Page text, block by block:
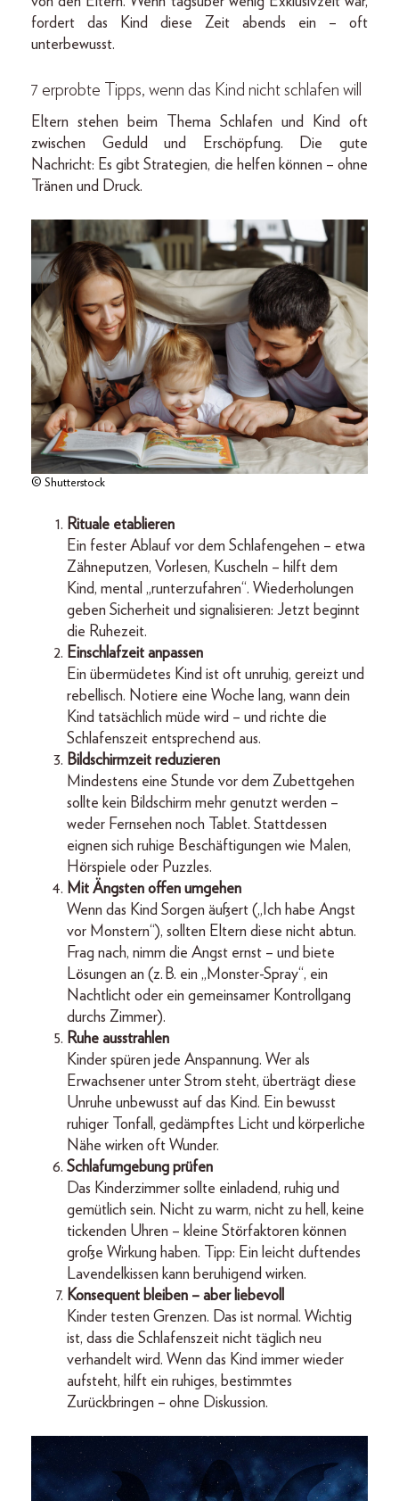
fordert das Kind diese Zeit abends ein – oft
unterbewusst.
7 erprobte Tipps, wenn das Kind nicht schlafen will
Eltern stehen beim Thema Schlafen und Kind oft
zwischen Geduld und Erschöpfung. Die gute
Nachricht: Es gibt Strategien, die helfen können – ohne
Tränen und Druck.
© Shutterstock
Rituale etablieren
Ein fester Ablauf vor dem Schlafengehen – etwa
Zähneputzen, Vorlesen, Kuscheln – hilft dem
Kind, mental „runterzufahren“. Wiederholungen
geben Sicherheit und signalisieren: Jetzt beginnt
die Ruhezeit.
Einschlafzeit anpassen
Ein übermüdetes Kind ist oft unruhig, gereizt und
rebellisch. Notiere eine Woche lang, wann dein
Kind tatsächlich müde wird – und richte die
Schlafenszeit entsprechend aus.
Bildschirmzeit reduzieren
Mindestens eine Stunde vor dem Zubettgehen
sollte kein Bildschirm mehr genutzt werden –
weder Fernsehen noch Tablet. Stattdessen
eignen sich ruhige Beschäftigungen wie Malen,
Hörspiele oder Puzzles.
Mit Ängsten offen umgehen
Wenn das Kind Sorgen äußert („Ich habe Angst
vor Monstern“), sollten Eltern diese nicht abtun.
Frag nach, nimm die Angst ernst – und biete
Lösungen an (z. B. ein „Monster-Spray“, ein
Nachtlicht oder ein gemeinsamer Kontrollgang
durchs Zimmer).
Ruhe ausstrahlen
Kinder spüren jede Anspannung. Wer als
Erwachsener unter Strom steht, überträgt diese
Unruhe unbewusst auf das Kind. Ein bewusst
ruhiger Tonfall, gedämpftes Licht und körperliche
Nähe wirken oft Wunder.
Schlafumgebung prüfen
Das Kinderzimmer sollte einladend, ruhig und
gemütlich sein. Nicht zu warm, nicht zu hell, keine
tickenden Uhren – kleine Störfaktoren können
große Wirkung haben. Tipp: Ein leicht duftendes
Lavendelkissen kann beruhigend wirken.
Konsequent bleiben – aber liebevoll
Kinder testen Grenzen. Das ist normal. Wichtig
ist, dass die Schlafenszeit nicht täglich neu
verhandelt wird. Wenn das Kind immer wieder
aufsteht, hilft ein ruhiges, bestimmtes
Zurückbringen – ohne Diskussion.